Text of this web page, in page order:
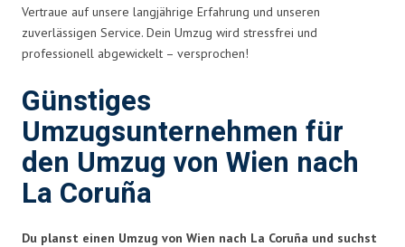
Vertraue auf unsere langjährige Erfahrung und unseren
zuverlässigen Service. Dein Umzug wird stressfrei und
professionell abgewickelt – versprochen!
Günstiges
Umzugsunternehmen für
den Umzug von Wien nach
La Coruña
Du planst einen Umzug von Wien nach La Coruña und suchst